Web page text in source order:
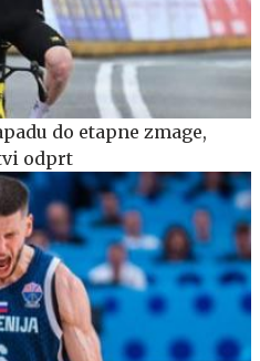
do etapne zmage,
odprt